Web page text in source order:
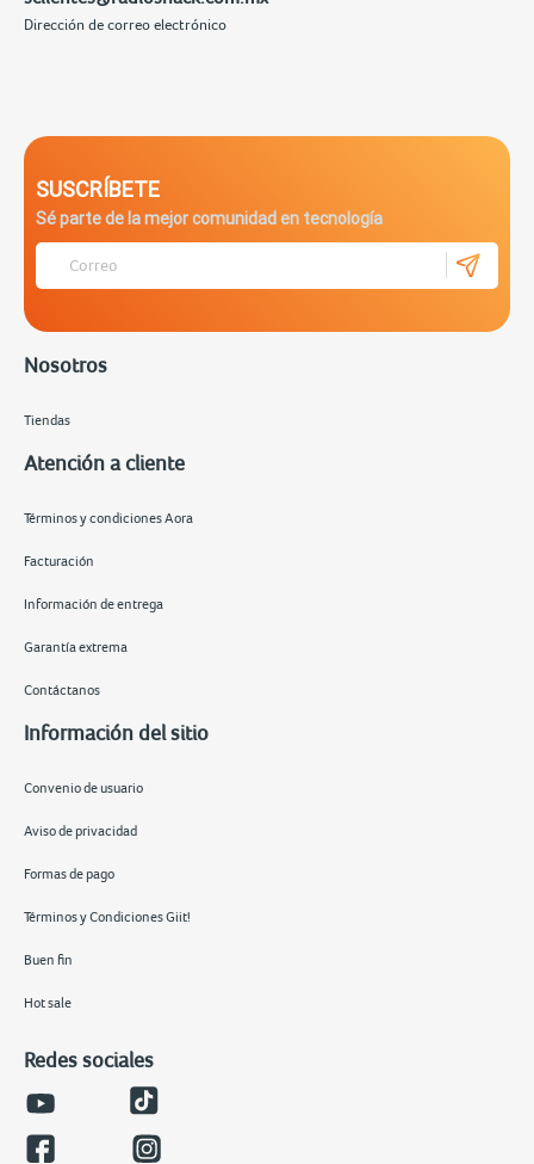
Dirección de correo electrónico
SUSCRÍBETE
Sé parte de la mejor comunidad en tecnología
Nosotros
Tiendas
Atención a cliente
Términos y condiciones Aora
Facturación
Información de entrega
Garantía extrema
Contáctanos
Información del sitio
Convenio de usuario
Aviso de privacidad
Formas de pago
Términos y Condiciones Giit!
Buen fin
Hot sale
Redes sociales